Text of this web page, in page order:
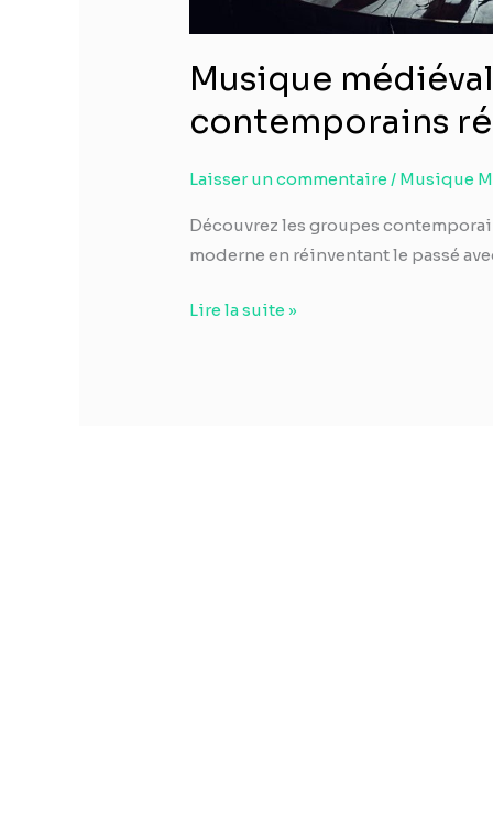
Musique
contemporains
Laisser un commentaire/ Musique
Découvrez les groupes
moderne en réinventant le passé
Lire la suite »